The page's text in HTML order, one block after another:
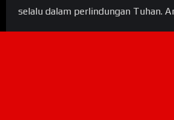
selalu dalam perlindungan Tuhan.